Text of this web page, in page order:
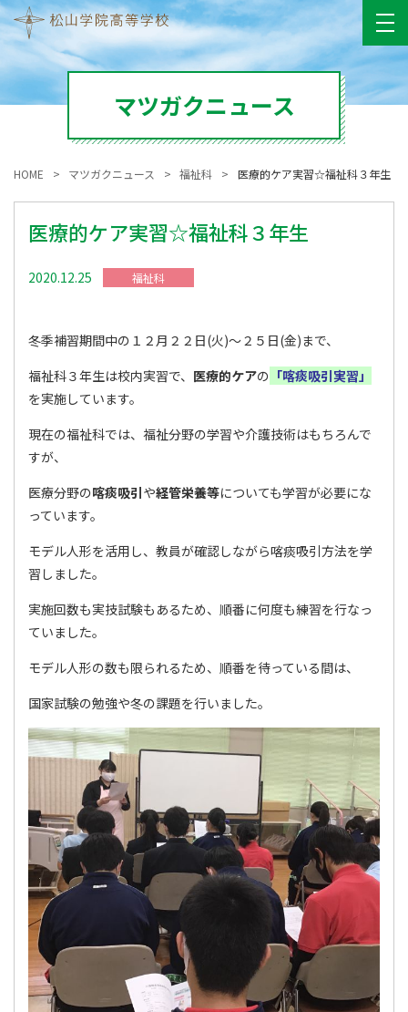
マツガクニュース
HOME マツガクニュース 福祉科 医療的ケア実習☆福祉科３年生
医療的ケア実習☆福祉科３年生
2020.12.25 福祉科
冬季補習期間中の１２月２２日(火)〜２５日(金)まで、
福祉科３年生は校内実習で、 医療的ケアの 「喀痰吸引実習」
を実施しています。
現在の福祉科では、福祉分野の学習や介護技術はもちろんで
すが、
医療分野の喀痰吸引や経管栄養等についても学習が必要にな
っています。
モデル人形を活用し、教員が確認しながら喀痰吸引方法を学
習しました。
実施回数も実技試験もあるため、順番に何度も練習を行なっ
ていました。
モデル人形の数も限られるため、順番を待っている間は、
国家試験の勉強や冬の課題を行いました。